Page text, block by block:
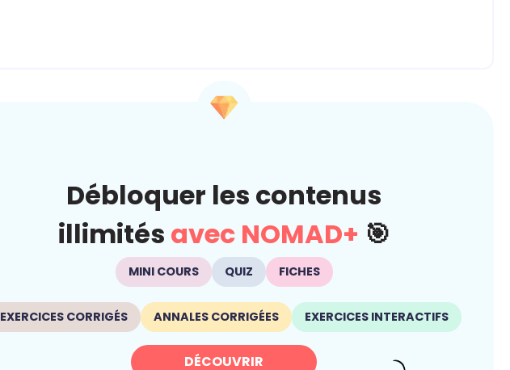
Débloquer les contenus
illimités avec NOMAD+ 🎯
MINI COURS QUIZ FICHES
EXERCICES CORRIGÉS ANNALES CORRIGÉES EXERCICES INTERACTIFS
DÉCOUVRIR